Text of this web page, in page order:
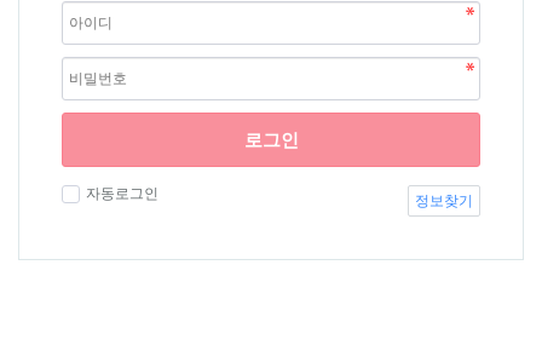
로그인
자동로그인 정보찾기